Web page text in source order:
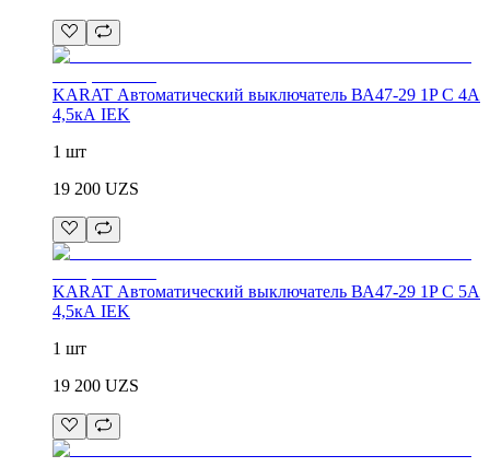
KARAT Автоматический выключатель ВА47-29 1P C 4А
4,5кА IEK
1 шт
19 200 UZS
KARAT Автоматический выключатель ВА47-29 1P C 5А
4,5кА IEK
1 шт
19 200 UZS